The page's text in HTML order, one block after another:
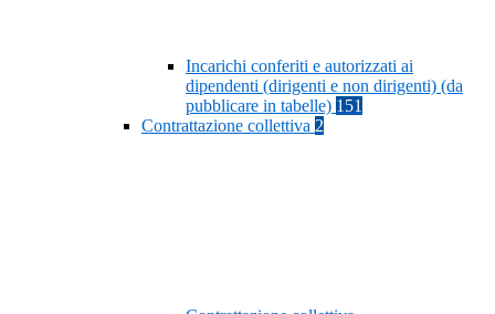
Incarichi conferiti e autorizzati ai
dipendenti (dirigenti e non dirigenti) (da
pubblicare in tabelle) 151
Contrattazione collettiva 2